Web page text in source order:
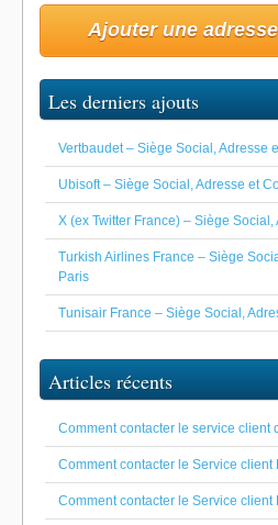
Ajouter une adresse
Les derniers ajouts
Vertbaudet – Siège Social, Adresse
Ubisoft – Siège Social, Adresse et
X (ex Twitter France) – Siège Social,
Turkish Airlines France – Siège
Paris
Tunisair France – Siège Social,
Articles récents
Comment contacter le service client
Comment contacter le Service client
Comment contacter le Service client